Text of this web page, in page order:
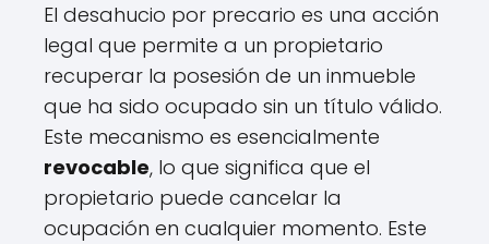
El desahucio por precario es una acción
legal que permite a un propietario
recuperar la posesión de un inmueble
que ha sido ocupado sin un título válido.
Este mecanismo es esencialmente
revocable, lo que significa que el
propietario puede cancelar la
ocupación en cualquier momento. Este